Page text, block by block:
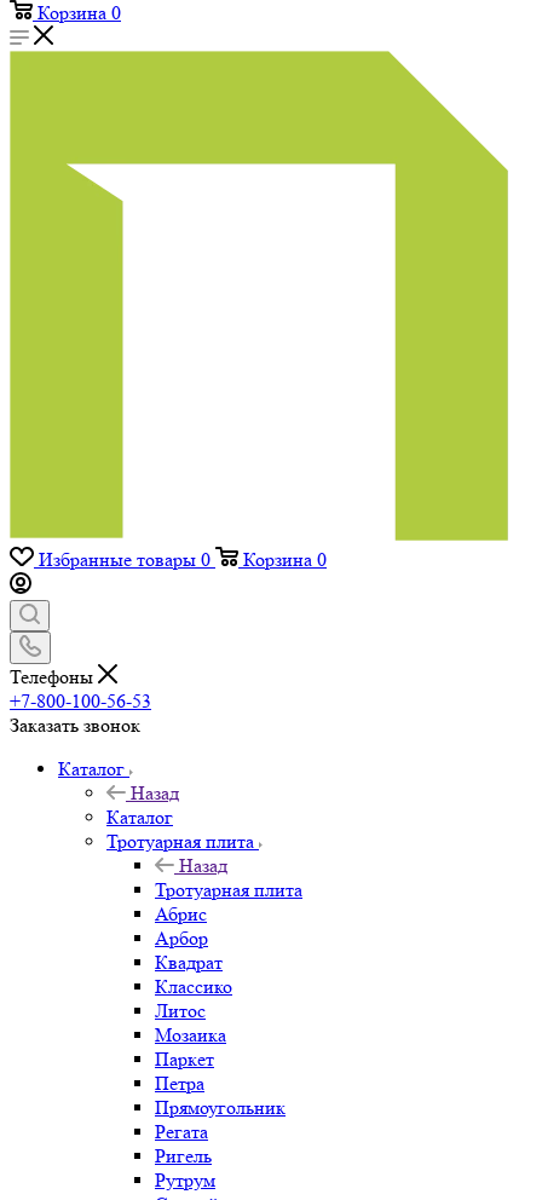
Корзина 0
Избранные товары 0 Корзина 0
Телефоны
+7-800-100-56-53
Заказать звонок
Каталог
Назад
Каталог
Тротуарная плита
Назад
Тротуарная плита
Абрис
Арбор
Квадрат
Классико
Литос
Мозаика
Паркет
Петра
Прямоугольник
Регата
Ригель
Рутрум